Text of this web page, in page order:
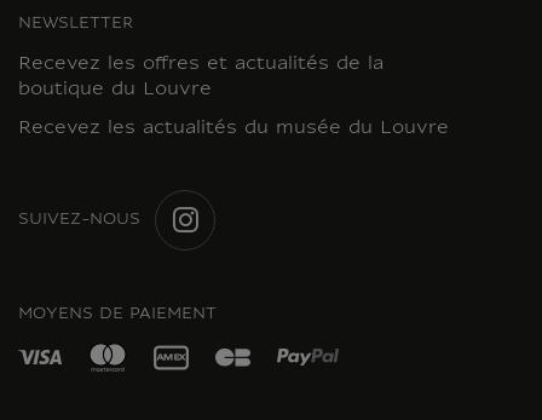
NEWSLETTER
Recevez les offres et actualités de la
boutique du Louvre
Recevez les actualités du musée du Louvre
SUIVEZ-NOUS
MOYENS DE PAIEMENT